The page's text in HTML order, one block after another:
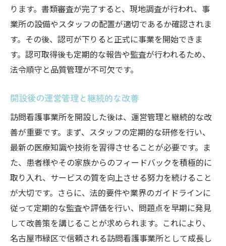
ります。書類審査が完了すると、現地調査が行われ、事
業所の設備やスタッフの配置が適切であるか確認されま
す。その後、認可が下りると正式に事業を開始できま
す。認可取得後も定期的な報告や監査が行われるため、
法令順守と品質管理が不可欠です。
開設後の運営管理と継続的な改善
訪問看護事業所を開設した後は、運営管理と継続的な改
善が重要です。まず、スタッフの定期的な研修を行い、
最新の医療知識や技術を習得させることが必要です。ま
た、患者様やその家族からのフィードバックを積極的に
取り入れ、サービスの質を向上させる努力を続けること
が大切です。さらに、法的要件や業界のガイドラインに
従って定期的な監査や評価を行い、問題点を早期に発見
して改善策を講じることが求められます。これにより、
名古屋市緑区で信頼される訪問看護事業所として成長し